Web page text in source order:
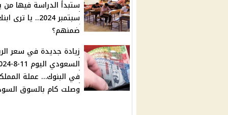
سبتمبر 2024.. يا
ضمنهم؟
زيادة جديدة في سعر
السعودي
في البنوك… عملة
وصلت كام بالسوق